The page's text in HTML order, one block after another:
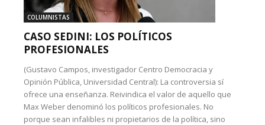
COLUMNISTAS
CASO SEDINI: LOS POLÍTICOS
PROFESIONALES
(Gustavo Campos, investigador Centro Democracia y
Opinión Pública, Universidad Central): La controversia sí
ofrece una enseñanza. Reivindica el valor de aquello que
Max Weber denominó los políticos profesionales. No
porque sean infalibles ni propietarios de la política, sino